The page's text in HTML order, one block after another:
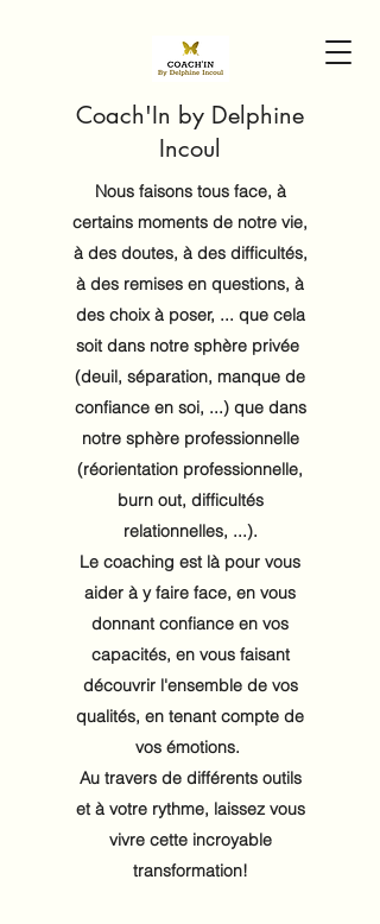
Coach'In by Delphine
Incoul
Nous faisons tous face, à
certains moments de notre vie,
à des doutes, à des difficultés,
à des remises en questions, à
des choix à poser, ... que cela
soit dans notre sphère privée
(deuil, séparation, manque de
confiance en soi, ...) que dans
notre sphère professionnelle
(réorientation professionnelle,
burn out, difficultés
relationnelles, ...).
Le coaching est là pour vous
aider à y faire face, en vous
donnant confiance en vos
capacités, en vous faisant
découvrir l'ensemble de vos
qualités, en tenant compte de
vos émotions.
Au travers de différents outils
et à votre rythme, laissez vous
vivre cette incroyable
transformation!